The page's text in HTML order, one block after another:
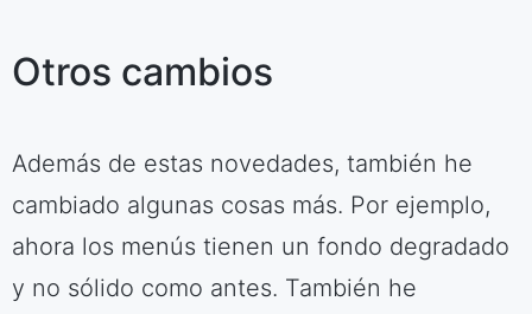
Otros cambios
Además de estas novedades, también he
cambiado algunas cosas más. Por ejemplo,
ahora los menús tienen un fondo degradado
y no sólido como antes. También he